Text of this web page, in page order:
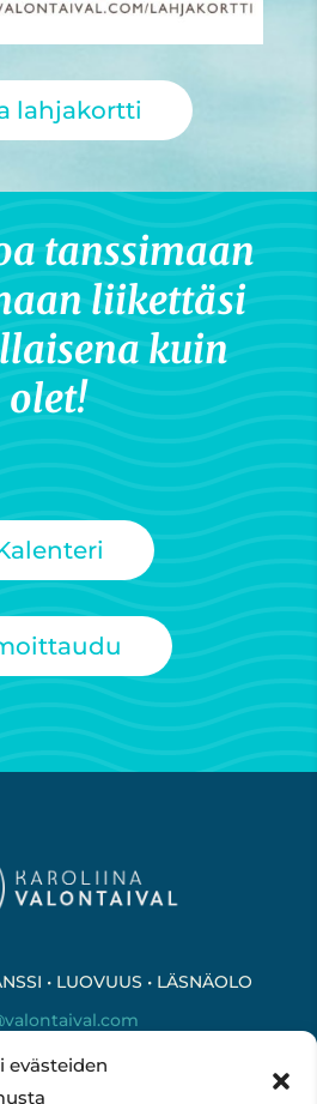
evästeiden
lahjakortti
tanssimaan
liikettäsi
kuin
olet!
• LUOVUUS • LÄSNÄOLO